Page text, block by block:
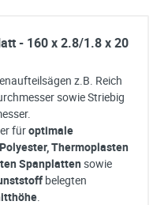
- 160 x 2.8/1.8 x 20
z.B. Reich
sowie Striebig
füroptimale
Thermoplasten
Spanplatten sowie
belegten